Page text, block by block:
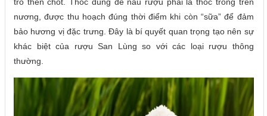
nương, được thu hoạch đúng thời điểm khi còn “sữa” để đảm
bảo hương vị đặc trưng. Đây là bí quyết quan trọng tạo nên sự
khác biệt của rượu San Lùng so với các loại rượu thông
thường.